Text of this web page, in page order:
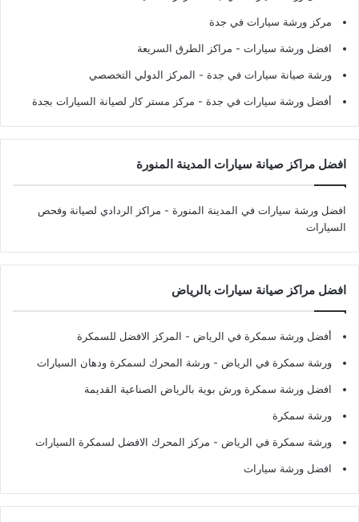
مركز ورشة سيارات في جدة
افضل ورشة سيارات - مراكز الطرق السريعة
ورشة صيانة سيارات في جدة - المركز الدولي التخصصي
أفضل ورشة سيارات في جدة - مركز مستر كار لصيانة السيارات بجدة
افضل مراكز صيانة سيارات المدينة المنورة
افضل ورشة سيارات في المدينة المنورة - مراكز الردادي لصيانة وفحص
السيارات
افضل مراكز صيانة سيارات بالرياض
أفضل ورشة سمكرة في الرياض - المركز الافضل للسمكرة
ورشة سمكرة في الرياض - ورشة المحرك لسمكرة ودهان السيارات
افضل ورشة سمكرة ورش بوية بالرياض الصناعية القديمة
ورشة سمكرة
ورشة سمكرة في الرياض - مركز المحرك الافضل لسمكرة السيارات
افضل ورشة سيارات